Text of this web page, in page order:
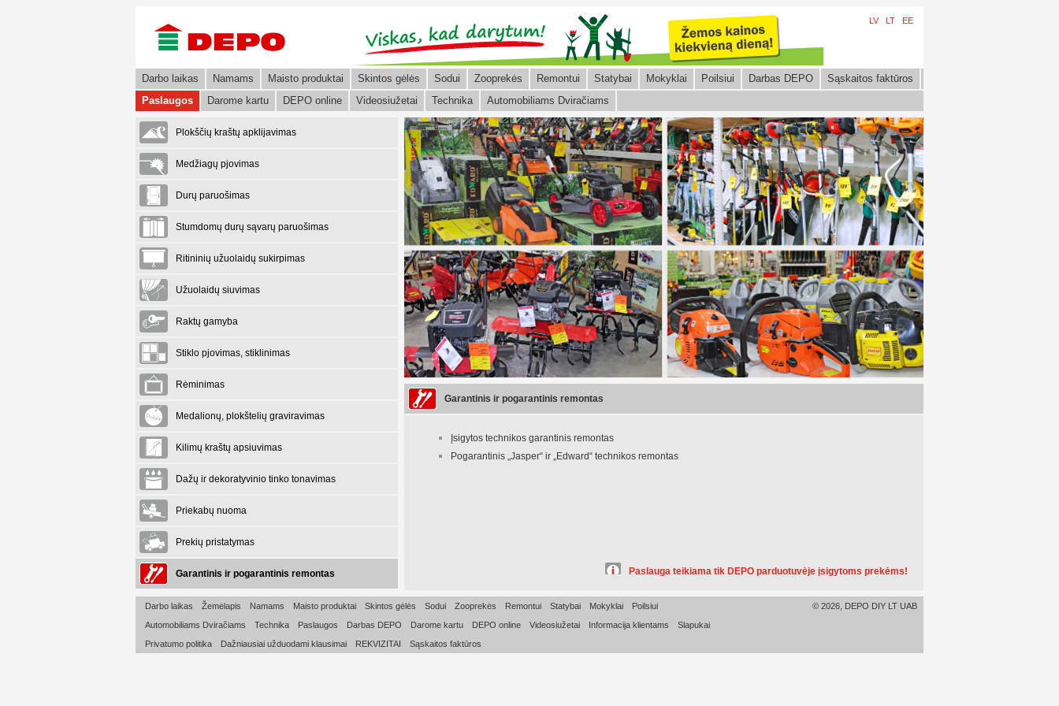
LV LT EE
Darbo laikas Namams Maisto produktai Skintos gėlės Sodui Zooprekės Remontui Statybai Mokyklai Poilsiui Darbas DEPO
Sąskaitos faktūros
Paslaugos
Darome kartu DEPO online Videosiužetai Technika Automobiliams Dviračiams
Plokščių kraštų apklijavimas
Medžiagų pjovimas
Durų paruošimas
Stumdomų durų sąvarų paruošimas
Ritininių užuolaidų sukirpimas
Užuolaidų siuvimas
Raktų gamyba
Stiklo pjovimas, stiklinimas
Rėminimas
Medalionų, plokštelių graviravimas
Kilimų kraštų apsiuvimas
Dažų ir dekoratyvinio tinko tonavimas
Priekabų nuoma
Prekių pristatymas
Garantinis ir pogarantinis remontas
Garantinis ir pogarantinis remontas
Įsigytos technikos garantinis remontas
Pogarantinis „Jasper“ ir „Edward“ technikos remontas
Paslauga teikiama tik DEPO parduotuvėje įsigytoms prekėms!
Darbo laikas Žemėlapis Namams Maisto produktai Skintos gėlės Sodui Zooprekės Remontui Statybai Mokyklai
Poilsiui
Automobiliams Dviračiams
Technika Paslaugos Darbas DEPO Darome kartu DEPO online Videosiužetai Informacija klientams
Slapukai
Privatumo politika
Dažniausiai užduodami klausimai REKVIZITAI Sąskaitos faktūros
© 2026, DEPO DIY LT UAB